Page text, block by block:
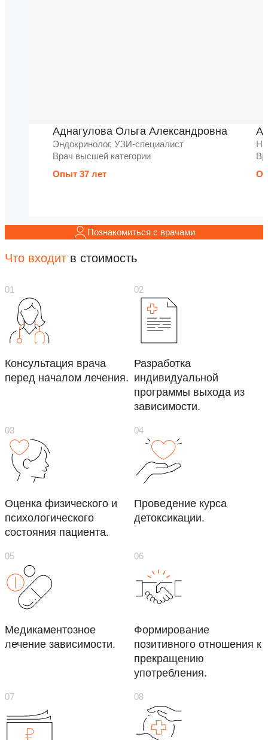
Аднагулова Ольга Александровна
Эндокринолог, УЗИ-специалист
Врач высшей категории
Опыт 37 лет
Познакомиться с врачами
Что входит в стоимость
Консультация врача
перед началом лечения.
Разработка
индивидуальной
программы выхода из
зависимости.
Оценка физического и
психологического
состояния пациента.
Проведение курса
детоксикации.
Медикаментозное
лечение зависимости.
Формирование
позитивного отношения к
прекращению
употребления.